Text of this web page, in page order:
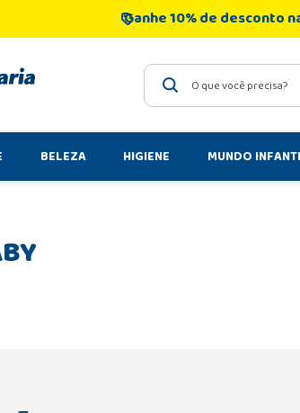
Ganhe 10% de desconto
O que você precisa?
BELEZA HIGIENE MUNDO